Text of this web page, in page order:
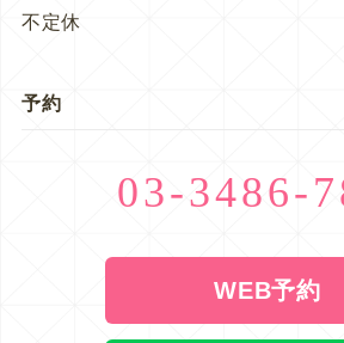
不定休
予約
03-3486-
WEB予約